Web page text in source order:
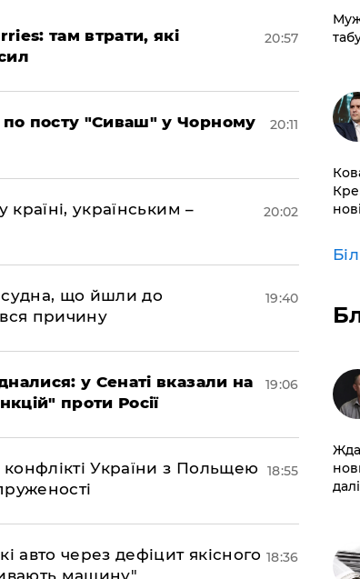
там втрати, які
20:57
посту "Сиваш" у Чорному
20:11
українським –
20:02
судна, що йшли до
причину
19:40
у Сенаті вказали на
проти Росії
19:06
України з Польщею 18:55
авто через дефіцит якісного 18:36
далі